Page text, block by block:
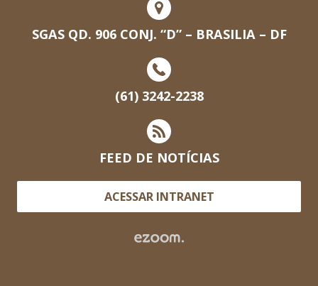
SGAS QD. 906 CONJ. “D” – BRASILIA – DF
(61) 3242-2238
FEED DE NOTÍCIAS
ACESSAR INTRANET